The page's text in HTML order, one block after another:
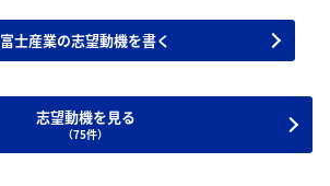
富士産業の志望動機を書く
志望動機を見る
（75件）